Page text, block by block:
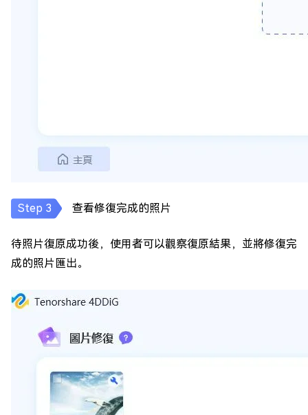
查看修復完成的照片
待照片復原成功後，使用者可以觀察復原結果，並將修復完
成的照片匯出。